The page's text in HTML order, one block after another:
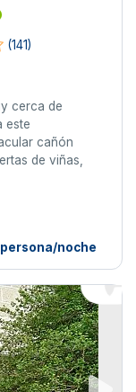
(141)
cerca de
este
cañón
de viñas,
noche